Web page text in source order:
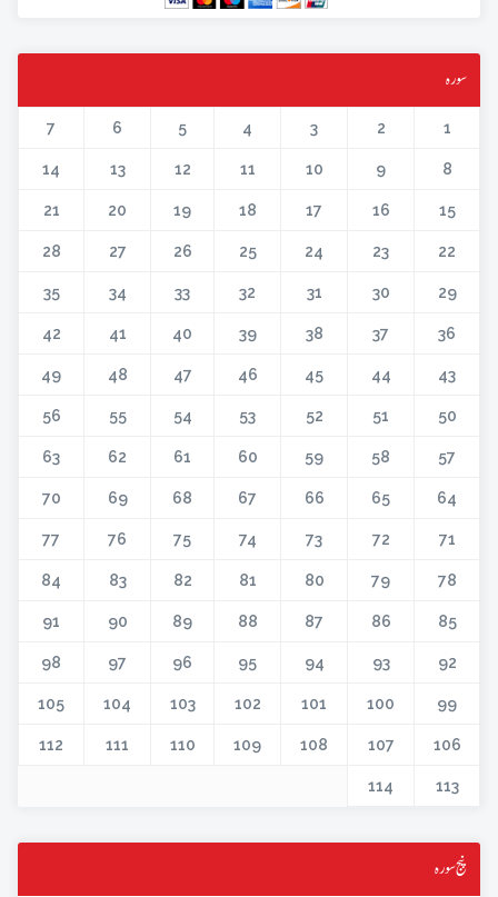
سورہ
1
2
3
4
5
6
7
8
9
10
11
12
13
14
15
16
17
18
19
20
21
22
23
24
25
26
27
28
29
30
31
32
33
34
35
36
37
38
39
40
41
42
43
44
45
46
47
48
49
50
51
52
53
54
55
56
57
58
59
60
61
62
63
64
65
66
67
68
69
70
71
72
73
74
75
76
77
78
79
80
81
82
83
84
85
86
87
88
89
90
91
92
93
94
95
96
97
98
99
100
101
102
103
104
105
106
107
108
109
110
111
112
113
114
پنج سورہ